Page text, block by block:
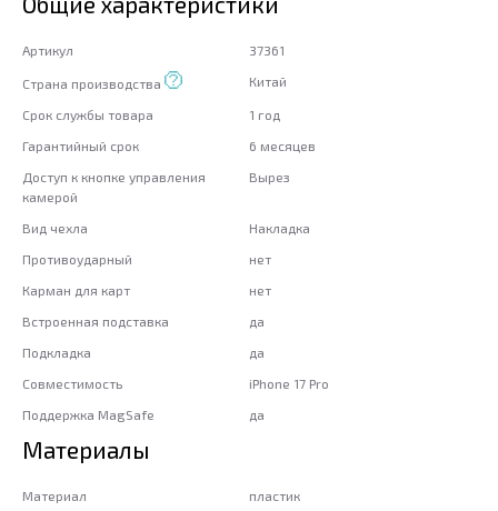
Артикул 37361
Страна производства Китай
Срок службы товара
1 год
Гарантийный срок
6 месяцев
Доступ к кнопке управления
камерой
Вырез
Вид чехла
Накладка
Противоударный
нет
Карман для карт
нет
Встроенная подставка
да
Подкладка
да
Совместимость
iPhone 17 Pro
Поддержка MagSafe
да
Материалы
Материал пластик